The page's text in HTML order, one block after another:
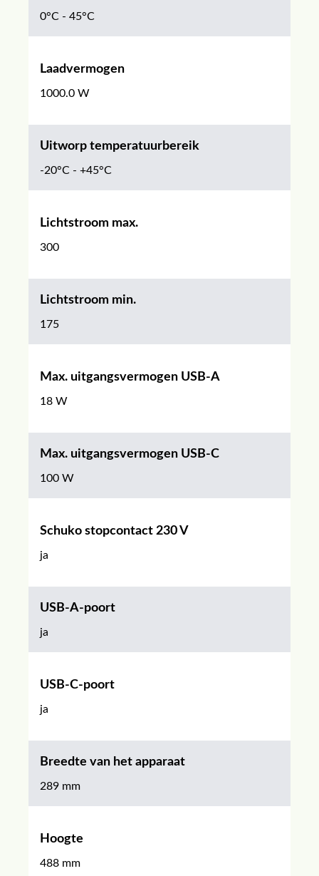
0°C - 45°C
Laadvermogen
1000.0 W
Uitworp temperatuurbereik
-20°C - +45°C
Lichtstroom max.
300
Lichtstroom min.
175
Max. uitgangsvermogen USB-A
18 W
Max. uitgangsvermogen USB-C
100 W
Schuko stopcontact 230 V
ja
USB-A-poort
ja
USB-C-poort
ja
Breedte van het apparaat
289 mm
Hoogte
488 mm